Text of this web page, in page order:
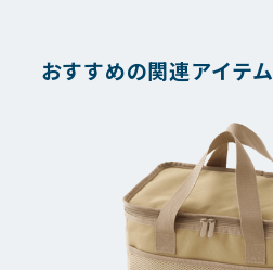
おすすめの関連アイテム